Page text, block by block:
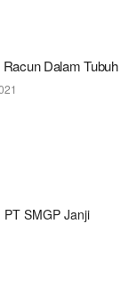
Dalam Tubuh
SMGP Janji